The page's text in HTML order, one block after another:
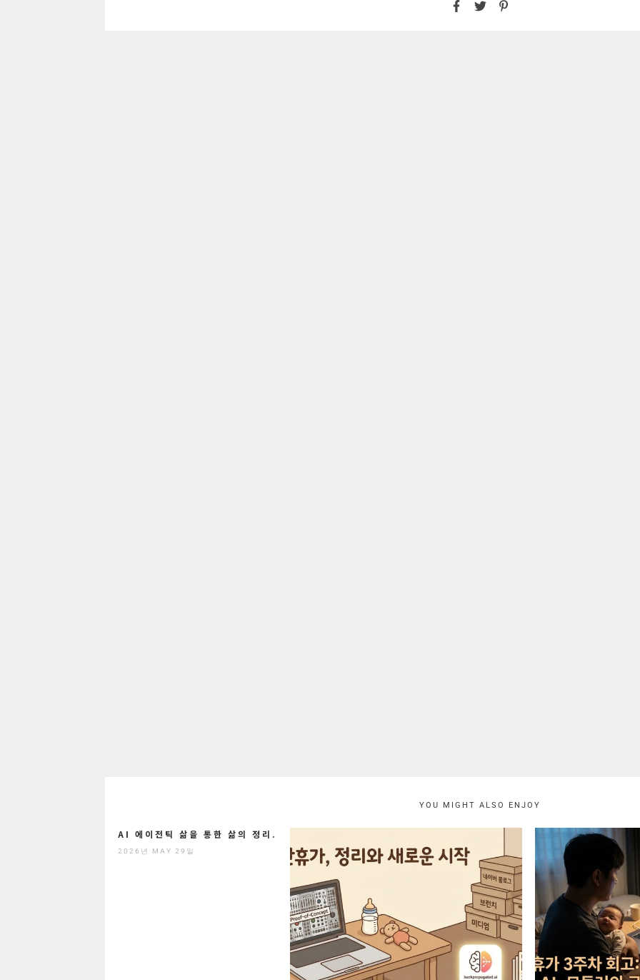
YOU MIGHT ALSO ENJOY
AI 에이전틱 삶을 통한 삶의 정리.
2026년 MAY 29일